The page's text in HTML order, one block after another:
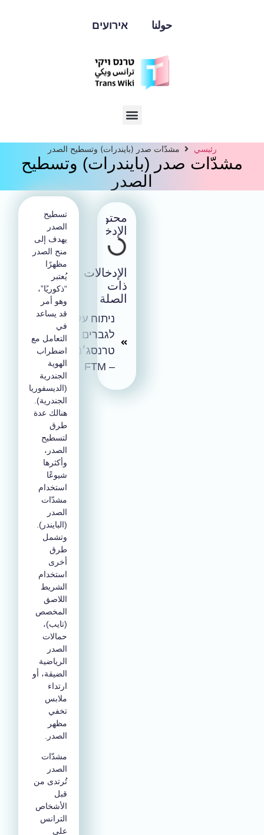
حولنا אירועים
رئيسي مشدّات صدر (بايندرات) وتسطيح الصدر
مشدّات صدر (بايندرات) وتسطيح
الصدر
محتوى
الإدخال
الإدخالات
ذات
الصلة
ניתוח עליון
לגברים
טרנסג׳נדרים
تسطيح
الصدر
يهدف إلى
منح الصدر
مظهرًا
“ذكوريًا”،
وهو أمر
قد يساعد
التعامل مع
اضطراب
الهوية
الجندرية
(الديسفوريا
الجندرية).
هنالك عدة
طرق
لتسطيح
الصدر،
وأكثرها
شيوعًا
استخدام
مشدّات
الصدر
(البايندر).
وتشمل
طرق
أخرى
استخدام
الشريط
اللاصق
المخصص
(تايب)،
حمالات
الصدر
الرياضية
الضيقة، أو
ارتداء
ملابس
تخفي
مظهر
الصدر.
مشدّات
الصدر
تُرتدى من
الأشخاص
الترانس